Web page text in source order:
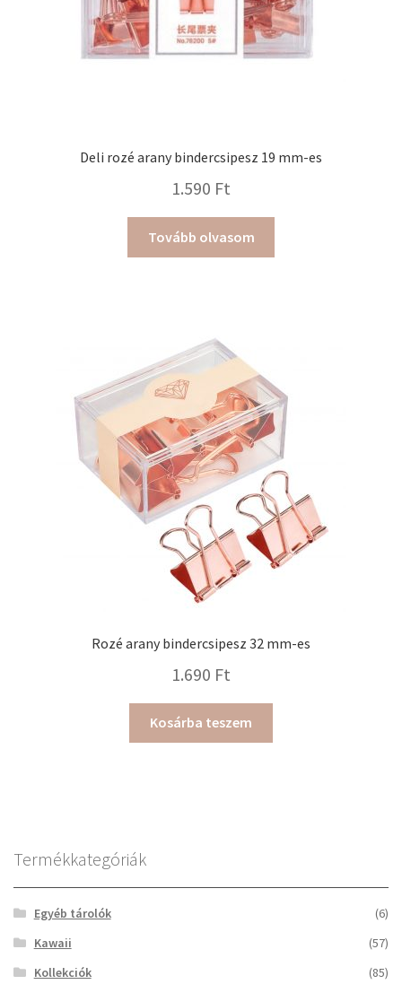
Deli rozé arany bindercsipesz 19 mm-es
1.590 Ft
Tovább olvasom
Rozé arany bindercsipesz 32 mm-es
1.690 Ft
Kosárba teszem
Termékkategóriák
Egyéb tárolók
(6)
Kawaii
(57)
Kollekciók
(85)